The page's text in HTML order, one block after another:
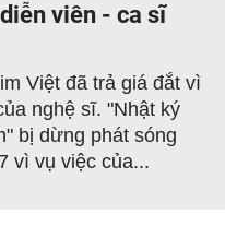
viên - ca sĩ
Việt đã trả giá đắt vì
nghệ sĩ. "Nhật ký
bị dừng phát sóng
vì vụ việc của...